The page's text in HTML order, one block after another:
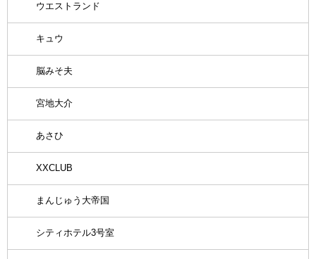
ウエストランド
キュウ
脳みそ夫
宮地大介
あさひ
XXCLUB
まんじゅう大帝国
シティホテル3号室